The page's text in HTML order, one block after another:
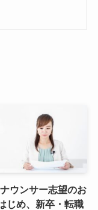
ウンサー志望のお
じめ、新卒・転職